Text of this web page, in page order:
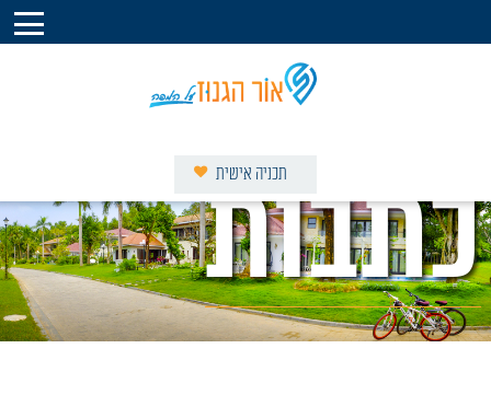
תכניה אישית
וילות באור הגנוז
צימרים באור הגנוז
אטרקציות בסביבה
מסלולים בסביבה
כתבות